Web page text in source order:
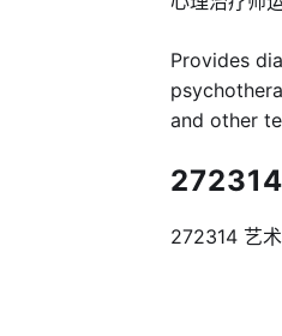
Provides
and other
272314 艺